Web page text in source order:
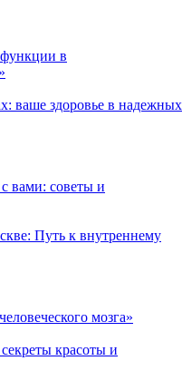
в
ваше здоровье в надежных
вами: советы и
Путь к внутреннему
мозга»
красоты и